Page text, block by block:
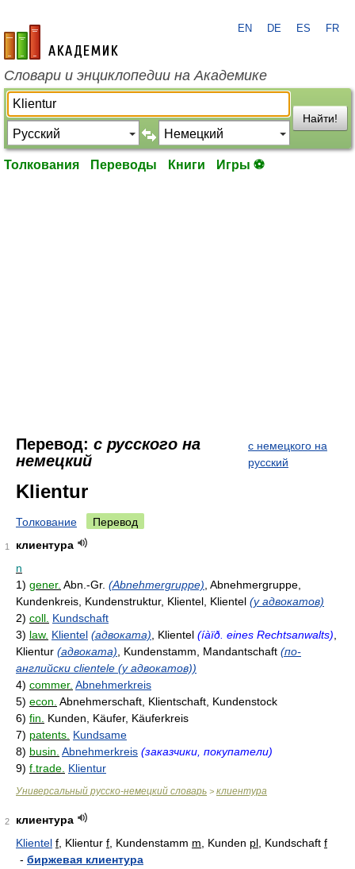
academic.ru
EN DE ES FR
Словари и энциклопедии на Академике
Найти!
Толкования Переводы Книги Игры ⚽
Перевод: с русского на
немецкий
с немецкого на
русский
Klientur
Толкование Перевод
1
клиентура
n
1) gener. Abn.-Gr. (Abnehmergruppe) , Abnehmergruppe,
Kundenkreis, Kundenstruktur, Klientel, Klientel (у адвокатов)
2) coll. Kundschaft
3) law. Klientel (адвоката) , Klientel (íàïð. eines Rechtsanwalts)
Klientur (адвоката) , Kundenstamm, Mandantschaft (по-
английски clientele (у адвокатов))
4) commer. Abnehmerkreis
5) econ. Abnehmerschaft, Klientschaft, Kundenstock
6) fin.
Kunden, Käufer, Käuferkreis
7) patents. Kundsame
8) busin. Abnehmerkreis (заказчики, покупатели)
9) f.trade. Klientur
Универсальный русско-немецкий словарь > клиентура
2
клиентура
Klientel f , Klientur f , Kundenstamm m , Kunden pl , Kundschaft f
- биржевая клиентура